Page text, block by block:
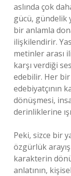
aslında çok
gücü, gündelik
bir anlamla
ilişkilendirir.
metinler arası
karşı verdiği
edebilir. Her bir
edebiyatçının
dönüşmesi,
derinliklerine
Peki, sizce bir
özgürlük
karakterin
anlatının,